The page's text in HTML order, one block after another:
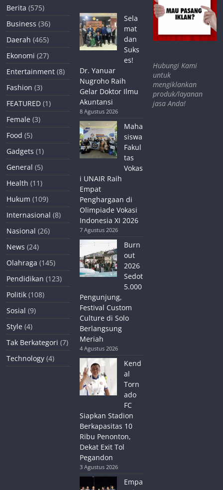
Berita (575)
Business (36)
Daerah (465)
Ekonomi (27)
Entertainment (8)
Fashion (3)
FEATURED (1)
Female (3)
Food (5)
Gadgets (1)
General (5)
Health (11)
Hukum (109)
Internasional (8)
Nasional (26)
News (24)
Olahraga (145)
Pendidikan (123)
Politik (108)
Sosial (9)
Style (4)
Tak Berkategori (7)
Technology (4)
Sela
mat
dan
Suks
es!
Dr. Yanuar
Nugroho Raih
Gelar Doktor Ilmu
Akuntansi
8 Agustus 2026
Maha
siswa
Fakul
tas
Vokas
i UNAIR Raih
Empat
Penghargaan di
Olimpiade Vokasi
Indonesia XI 2026
7 Agustus 2026
Burn
out
2026
Sedot
5.000
Pengunjung,
Festival Custom
Culture di Solo
Berlangsung
Meriah
4 Agustus 2026
Kend
al
Torn
ado
FC
Siapkan Stadion
Berkapasitas 10
Ribu Penonton,
Dekat Exit Tol
Pegandon
3 Agustus 2026
Empa
Hubungi Kami
untuk
mengiklankan
produk/layanan
jasa Anda!